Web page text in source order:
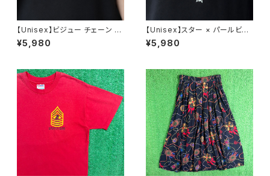
【Unisex】ビジュー チェーン ブ
レスレット / 古着 アクセサリー
N0737
¥5,980
【Unisex】スター × パールビー
ズ チャーム チェーン ブレスレッ
ト / 古着 アクセサリー N1109
¥5,980